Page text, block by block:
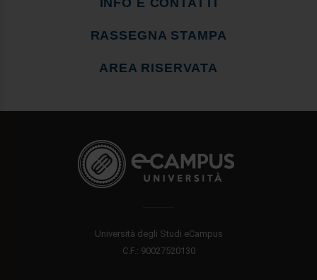
INFO E CONTATTI
RASSEGNA STAMPA
AREA RISERVATA
Università degli Studi eCampus
C.F.: 90027520130